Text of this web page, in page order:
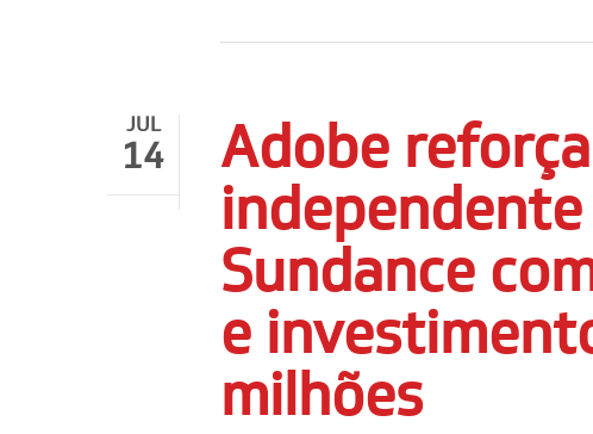
JUL
14 Adobe
Sundance
e
milhões